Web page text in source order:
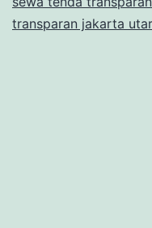
transparan jakarta